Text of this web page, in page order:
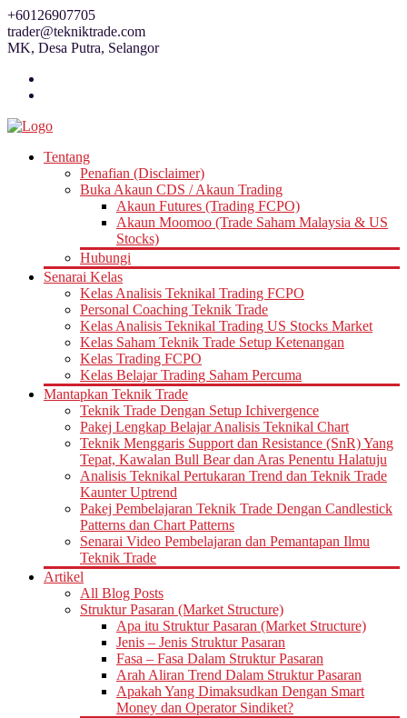
Skip
to
content
+60126907705
trader@tekniktrade.com
MK, Desa Putra, Selangor
Tentang
Penafian (Disclaimer)
Buka Akaun CDS / Akaun Trading
Akaun Futures (Trading FCPO)
Akaun Moomoo (Trade Saham Malaysia & US
Stocks)
Hubungi
Senarai Kelas
Kelas Analisis Teknikal Trading FCPO
Personal Coaching Teknik Trade
Kelas Analisis Teknikal Trading US Stocks Market
Kelas Saham Teknik Trade Setup Ketenangan
Kelas Trading FCPO
Kelas Belajar Trading Saham Percuma
Mantapkan Teknik Trade
Teknik Trade Dengan Setup Ichivergence
Pakej Lengkap Belajar Analisis Teknikal Chart
Teknik Menggaris Support dan Resistance (SnR) Yang
Tepat, Kawalan Bull Bear dan Aras Penentu Halatuju
Analisis Teknikal Pertukaran Trend dan Teknik Trade
Kaunter Uptrend
Pakej Pembelajaran Teknik Trade Dengan Candlestick
Patterns dan Chart Patterns
Senarai Video Pembelajaran dan Pemantapan Ilmu
Teknik Trade
Artikel
All Blog Posts
Struktur Pasaran (Market Structure)
Apa itu Struktur Pasaran (Market Structure)
Jenis – Jenis Struktur Pasaran
Fasa – Fasa Dalam Struktur Pasaran
Arah Aliran Trend Dalam Struktur Pasaran
Apakah Yang Dimaksudkan Dengan Smart
Money dan Operator Sindiket?